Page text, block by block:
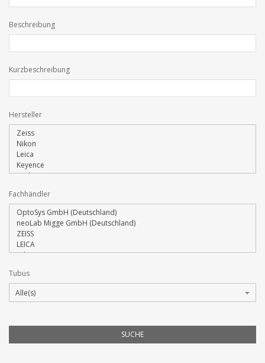
Beschreibung
Kurzbeschreibung
Hersteller
Fachhändler
Tubus
SUCHE